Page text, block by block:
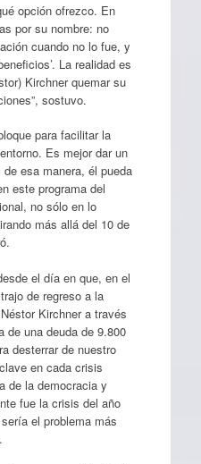
opción ofrezco. En
por su nombre: no
cuando no lo fue, y
La realidad es
Kirchner quemar su
sostuvo.
para facilitar la
Es mejor dar un
esa manera, él pueda
este programa del
no sólo en lo
más allá del 10 de
el día en que, en el
de regreso a la
Kirchner a través
de una deuda de 9.800
desterrar de nuestro
en cada crisis
de la democracia y
fue la crisis del año
el problema más